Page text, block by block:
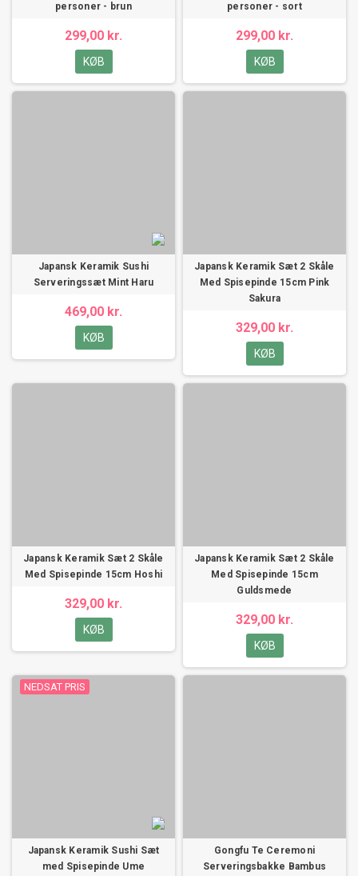
personer - brun
299,00 kr.
KØB
personer - sort
299,00 kr.
KØB
Japansk Keramik Sushi
Serveringssæt Mint Haru
469,00 kr.
KØB
Japansk Keramik Sæt 2 Skåle
Med Spisepinde 15cm Pink
Sakura
329,00 kr.
KØB
Japansk Keramik Sæt 2 Skåle
Med Spisepinde 15cm Hoshi
329,00 kr.
KØB
Japansk Keramik Sæt 2 Skåle
Med Spisepinde 15cm
Guldsmede
329,00 kr.
KØB
NEDSAT PRIS
Japansk Keramik Sushi Sæt
med Spisepinde Ume
Gongfu Te Ceremoni
Serveringsbakke Bambus